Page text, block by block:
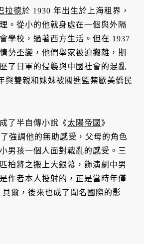
拉德於 1930 年出生於上海租界，
。從小的他就身處在一個與外隔
學校，過著西方生活。但在 1937
勢丕變，他們舉家被迫搬離，期
了日軍的侵襲與中國社會的混亂
與雙親和妹妹被關進監禁歐美僑民
了半自傳小說《太陽帝國 》
了強調他的無助感受，父母的角色
男孩一個人面對戰亂的感受。三
柏將之搬上大銀幕，飾演劇中男
作者本人投射的，正是當時年僅
貝爾 ，後來也成了聞名國際的影